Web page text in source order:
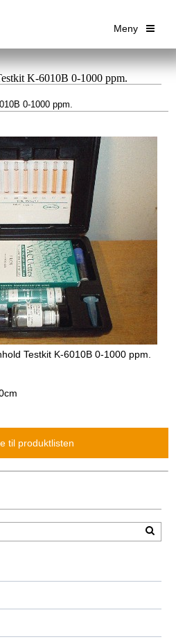
Meny
K-6010B 0-1000 ppm.
0-1000 ppm.
Testkit K-6010B 0-1000 ppm.